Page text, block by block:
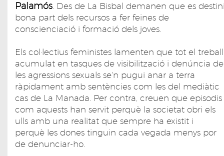
Palamós. Des de La Bisbal demanen que es
bona part dels recursos a fer feines de
conscienciació i formació dels joves.
Els col·lectius feministes lamenten que tot el treball
acumulat en tasques de visibilització i denúncia de
les agressions sexuals se'n pugui anar a terra
ràpidament amb sentències com les del mediàtic
cas de La Manada. Per contra, creuen que episodis
com aquests han servit perquè la societat obri els
ulls amb una realitat que sempre ha existit i
perquè les dones tinguin cada vegada menys por
de denunciar-ho.